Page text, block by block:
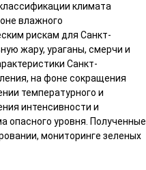
климата
влажного
рискам для Санкт-
жару, ураганы, смерчи и
Санкт-
на фоне сокращения
температурного и
интенсивности и
опасного уровня. Полученные
мониторинге зеленых